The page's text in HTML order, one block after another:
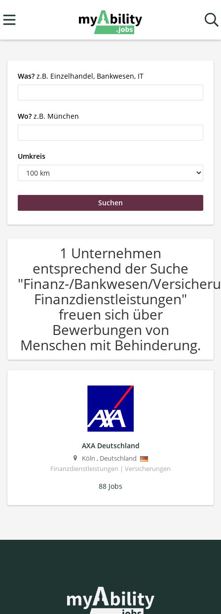
Was? z.B. Einzelhandel, Bankwesen, IT
Wo? z.B. München
Umkreis
1 Unternehmen
entsprechend der Suche
"Finanz-/Bankwesen/
Finanzdienstleistungen"
freuen sich über
Bewerbungen von
Menschen mit Behinderung.
AXA Deutschland
Köln , Deutschland
Finanzdienstleistungen | Versicherungen
88 Jobs